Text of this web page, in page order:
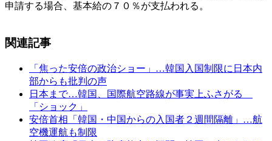
申請する場合、基本給の７０％が支払われる。
関連記事
「焦った安倍の政治ショー」…韓国入国制限に日本内
部からも批判の声
日本まで…韓国、国際航空路線が事実上ふさがる
「ショック」
安倍首相「韓国・中国からの入国者２週間隔離」…航
空機運航も制限